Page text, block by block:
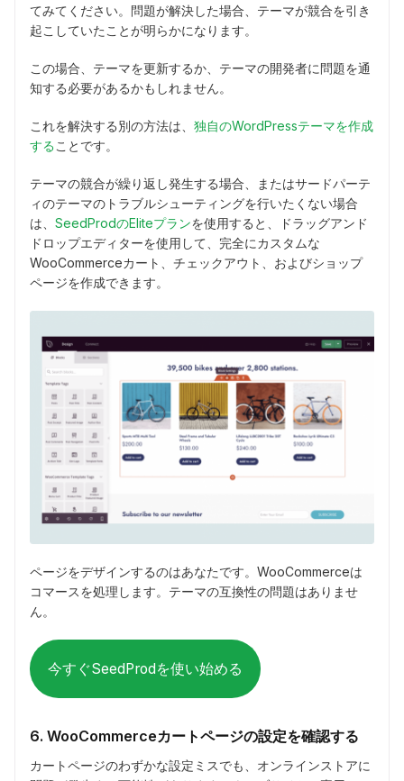
てみてください。問題が解決した場合、テーマが競合を引き
起こしていたことが明らかになります。
この場合、テーマを更新するか、テーマの開発者に問題を通
知する必要があるかもしれません。
これを解決する別の方法は、 独自のWordPressテーマを作成
することです。
テーマの競合が繰り返し発生する場合、またはサードパーテ
ィのテーマのトラブルシューティングを行いたくない場合
は、 SeedProdのEliteプランを使用すると、ドラッグアンド
ドロップエディターを使用して、完全にカスタムな
WooCommerceカート、チェックアウト、およびショップ
ページを作成できます。
ページをデザインするのはあなたです。WooCommerceは
コマースを処理します。テーマの互換性の問題はありませ
ん。
今すぐSeedProdを使い始める
6. WooCommerceカートページの設定を確認する
カートページのわずかな設定ミスでも、オンラインストアに